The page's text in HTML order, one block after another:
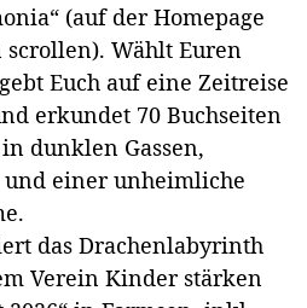
(auf der Homepage
scrollen). Wählt Euren
Euch auf eine Zeitreise
erkundet 70 Buchseiten
dunklen Gassen,
und einer unheimliche
das Drachenlabyrinth
Verein Kinder stärken